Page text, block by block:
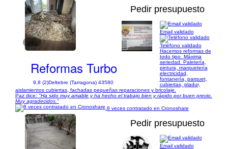
1/11
Pedir presupuesto
Reformas Turbo
9,8 (2)Deltebre (Tarragona) 43580
Email validado
Teléfono validado
Hacemos reformas de
todo tipo. Máxima
seriedad. Paletería,
pintura, marquetería
electricidad,
fontanería, parquet,
cubiertas, pladur,
aislamientos cubiertas, fachadas pequeñas reparaciones y bricolaje.
Paz dice: "Ha sido muy amable y ha hecho el trabajo bien y rápido por buen precio.
Muy agradecidos."
8 veces contratado en Cronoshare
Pedir presupuesto
Email validado